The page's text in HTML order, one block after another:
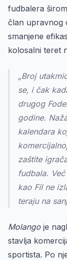
fudbalera
član upravnog
smanjene
kolosalni teret
„Broj
se, i čak
drugog
godine.
kalendara
zaštite
fudbala.
kao Fil ne
teraju na
Molango je
stavlja
sportista. Po